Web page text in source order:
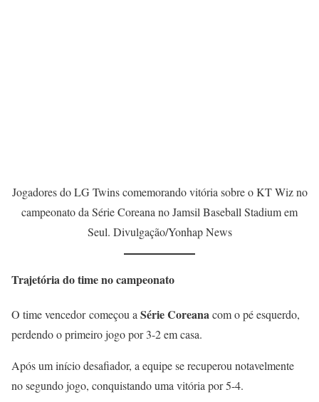
Jogadores do LG Twins comemorando vitória sobre o KT Wiz no
campeonato da Série Coreana no Jamsil Baseball Stadium em
Seul. Divulgação/Yonhap News
Trajetória do time no campeonato
O time vencedor começou aSérie Coreanacom o pé esquerdo,
perdendo o primeiro jogo por 3-2 em casa.
Após um início desafiador, a equipe se recuperou notavelmente
no segundo jogo, conquistando uma vitória por 5-4.